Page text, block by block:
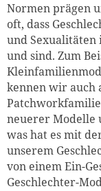
Normen prägen
oft, dass
und Sexualitäten
und sind. Zum
kennen wir auch
neuerer Modelle
was hat es mit
unserem
von einem Ein-
Geschlechter-